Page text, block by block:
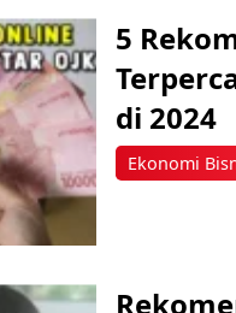
Ekonomi
5
di 2024